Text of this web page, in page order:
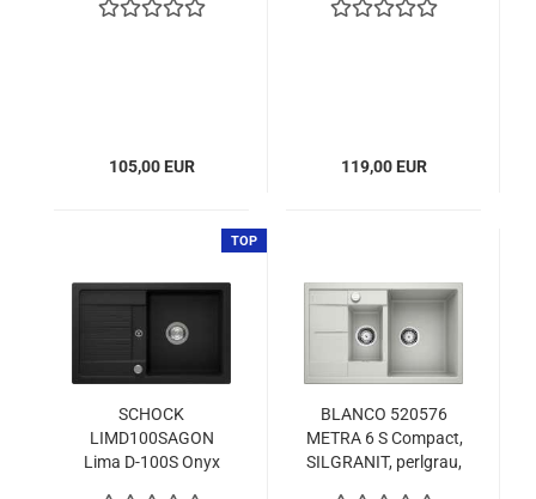
PuraDur® Steingrau
105,00 EUR 119,00 EUR
TOP
SCHOCK
LIMD100SAGON
Lima D-100S Onyx
BLANCO 520576
METRA 6 S Compact,
SILGRANIT, perlgrau,